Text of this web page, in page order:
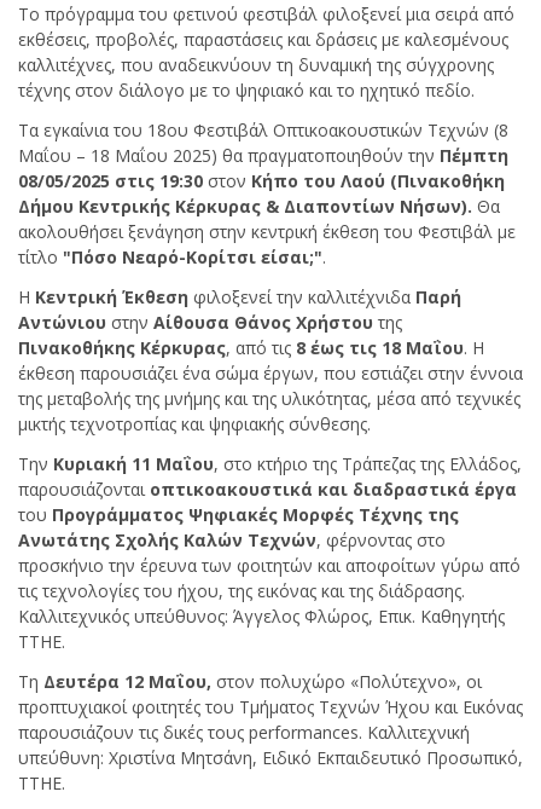
Το πρόγραμμα του φετινού φεστιβάλ φιλοξενεί μια σειρά από
εκθέσεις, προβολές, παραστάσεις και δράσεις με καλεσμένους
καλλιτέχνες, που αναδεικνύουν τη δυναμική της σύγχρονης
τέχνης στον διάλογο με το ψηφιακό και το ηχητικό πεδίο.
Τα εγκαίνια του 18ου Φεστιβάλ Οπτικοακουστικών Τεχνών (8
Μαΐου – 18 Μαΐου 2025) θα πραγματοποιηθούν την Πέμπτη
08/05/2025 στις 19:30 στον Κήπο του Λαού (Πινακοθήκη
Δήμου Κεντρικής Κέρκυρας & Διαποντίων Νήσων). Θα
ακολουθήσει ξενάγηση στην κεντρική έκθεση του Φεστιβάλ με
τίτλο "Πόσο Νεαρό-Κορίτσι είσαι;".
Η Κεντρική Έκθεση φιλοξενεί την καλλιτέχνιδα Παρή
Αντώνιου στην Αίθουσα Θάνος Χρήστου της
Πινακοθήκης Κέρκυρας, από τις 8 έως τις 18 Μαΐου. Η
έκθεση παρουσιάζει ένα σώμα έργων, που εστιάζει στην έννοια
της μεταβολής της μνήμης και της υλικότητας, μέσα από τεχνικές
μικτής τεχνοτροπίας και ψηφιακής σύνθεσης.
Την Κυριακή 11 Μαΐου, στο κτήριο της Τράπεζας της Ελλάδος,
παρουσιάζονται οπτικοακουστικά και διαδραστικά έργα
του Προγράμματος Ψηφιακές Μορφές Τέχνης της
Ανωτάτης Σχολής Καλών Τεχνών, φέρνοντας στο
προσκήνιο την έρευνα των φοιτητών και αποφοίτων γύρω από
τις τεχνολογίες του ήχου, της εικόνας και της διάδρασης.
Καλλιτεχνικός υπεύθυνος: Άγγελος Φλώρος, Επικ. Καθηγητής
ΤΤΗΕ.
Τη Δευτέρα 12 Μαΐου, στον πολυχώρο «Πολύτεχνο», οι
προπτυχιακοί φοιτητές του Τμήματος Τεχνών Ήχου και Εικόνας
παρουσιάζουν τις δικές τους performances. Καλλιτεχνική
υπεύθυνη: Χριστίνα Μητσάνη, Ειδικό Εκπαιδευτικό Προσωπικό,
ΤΤΗΕ.